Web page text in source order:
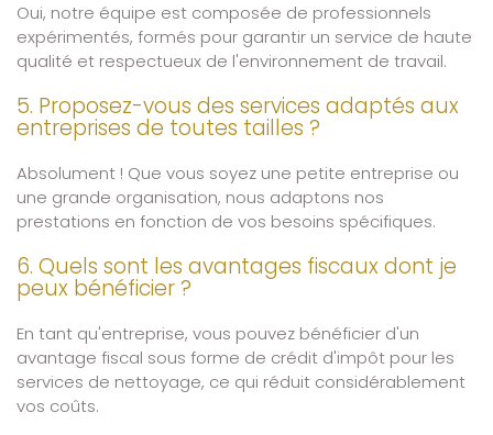
Oui, notre équipe est composée de professionnels
expérimentés, formés pour garantir un service de haute
qualité et respectueux de l'environnement de travail.
5. Proposez-vous des services adaptés aux
entreprises de toutes tailles ?
Absolument ! Que vous soyez une petite entreprise ou
une grande organisation, nous adaptons nos
prestations en fonction de vos besoins spécifiques.
6. Quels sont les avantages fiscaux dont je
peux bénéficier ?
En tant qu'entreprise, vous pouvez bénéficier d'un
avantage fiscal sous forme de crédit d'impôt pour les
services de nettoyage, ce qui réduit considérablement
vos coûts.